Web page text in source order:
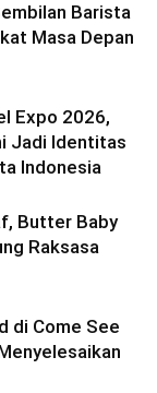
Barista
Masa Depan
Expo 2026,
Jadi Identitas
Indonesia
Butter Baby
Raksasa
di Come See